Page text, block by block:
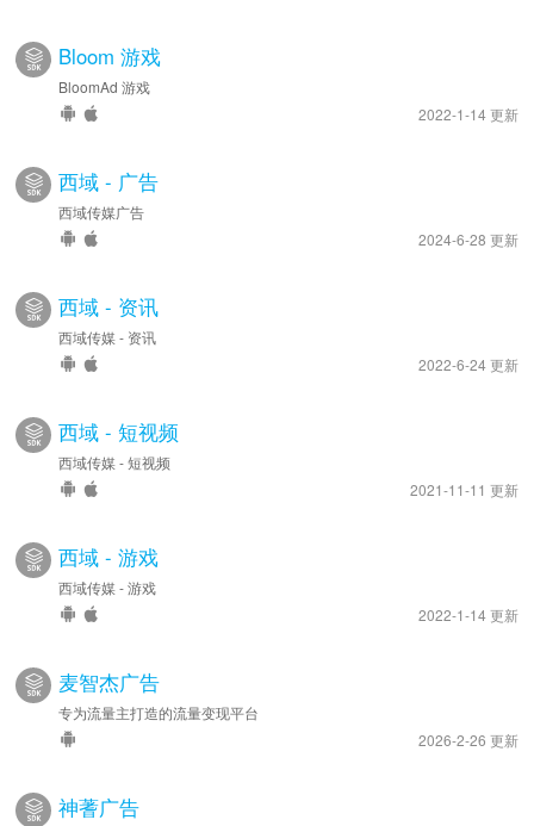
Bloom 游戏
BloomAd 游戏
2022-1-14 更新
西域 - 广告
西域传媒广告
2024-6-28 更新
西域 - 资讯
西域传媒 - 资讯
2022-6-24 更新
西域 - 短视频
西域传媒 - 短视频
2021-11-11 更新
西域 - 游戏
西域传媒 - 游戏
2022-1-14 更新
麦智杰广告
专为流量主打造的流量变现平台
2026-2-26 更新
神蓍广告